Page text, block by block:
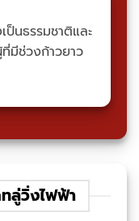
ป็นธรรมชาติและ
มีช่วงก้าวยาว
ทลู่วิ่งไฟฟ้า